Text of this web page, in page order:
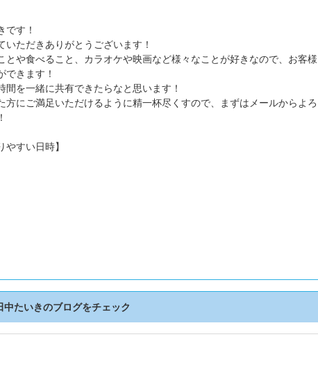
です！
いただきありがとうございます！
とや食べること、カラオケや映画など様々なことが好きなので、お客様
できます！
間を一緒に共有できたらなと思います！
方にご満足いただけるように精一杯尽くすので、まずはメールからよろ
やすい日時】
中たいきのブログをチェック